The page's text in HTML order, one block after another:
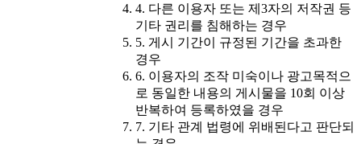
4. 다른 이용자 또는 제3자의 저작권 등
기타 권리를 침해하는 경우
5. 게시 기간이 규정된 기간을 초과한
경우
6. 이용자의 조작 미숙이나 광고목적으
로 동일한 내용의 게시물을 10회 이상
반복하여 등록하였을 경우
7. 기타 관계 법령에 위배된다고 판단되